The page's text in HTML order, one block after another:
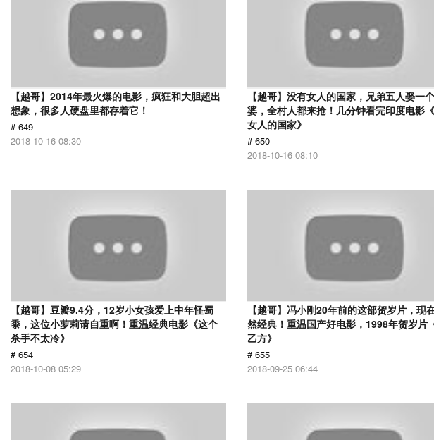
【越哥】2014年最火爆的电影，疯狂和大胆超出
想象，很多人硬盘里都存着它！
# 649
2018-10-16 08:30
【越哥】没有女人的国家，兄弟五人娶一
婆，全村人都来抢！几分钟看完印度电影
女人的国家》
# 650
2018-10-16 08:10
【越哥】豆瓣9.4分，12岁小女孩爱上中年怪蜀
黍，这位小萝莉请自重啊！重温经典电影《这个
杀手不太冷》
# 654
2018-10-08 05:29
【越哥】冯小刚20年前的这部贺岁片，现
然经典！重温国产好电影，1998年贺岁片
乙方》
# 655
2018-09-25 06:44